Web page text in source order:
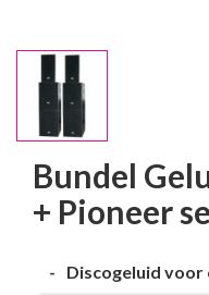
Bundel
+ Pioneer
Discogeluid voor